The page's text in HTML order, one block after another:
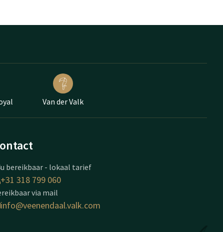
Van der Valk
bereikbaar - lokaal tarief
+31 318 799 060
via mail
info@veenendaal.valk.com